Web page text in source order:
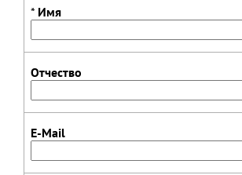
* Имя
Отчество
E-Mail